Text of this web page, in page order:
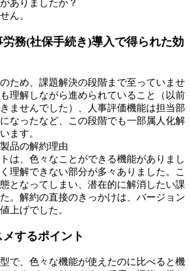
ありましたか？
ん。
務(社保手続き)導入で得られた効
ため、課題解決の段階まで至っていませ
理解しながら進められていること（以前
ませんでした）、人事評価機能は担当部
なったなど、この段階でも一部属人化解
ます。
品の解約理由
は、色々なことができる機能がありまし
理解できない部分が多々ありました。こ
となってしまい、潜在的に解消したい課
。解約の直接のきっかけは、バージョン
上げでした。
するポイント
で、色々な機能が使えたのに比べると機